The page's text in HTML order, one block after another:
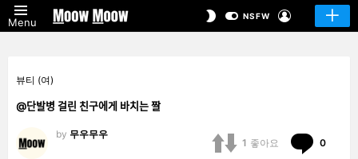
Menu
SWITCHNSFW
뷰티 (여)
@단발병 걸린 친구에게 바치는 짤
by 무우무우
1 좋아요 0